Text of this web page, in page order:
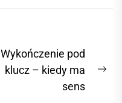
użytkową, ale
Wybór
odpowiedniego
Wykończenie pod
klucz – kiedy ma
sens